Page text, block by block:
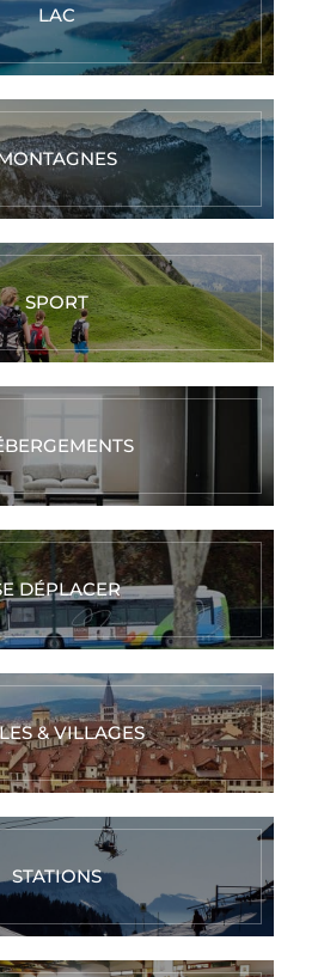
LAC
SPORT
DÉPLACER
& VILLAGES
STATIONS